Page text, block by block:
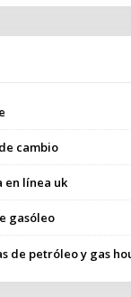
cambio
en línea uk
gasóleo
de petróleo y gas